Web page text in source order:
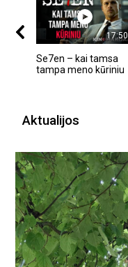
17:50
Se7en – kai tamsa
tampa meno kūriniu
Aktualijos